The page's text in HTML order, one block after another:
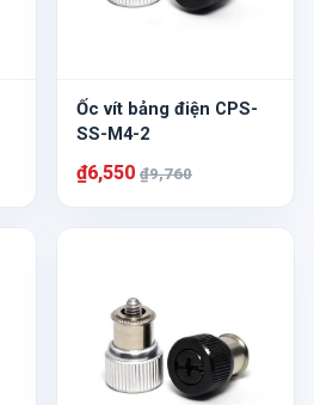
Ốc vít bảng điện CPS-
SS-M4-2
₫6,550 ₫9,760